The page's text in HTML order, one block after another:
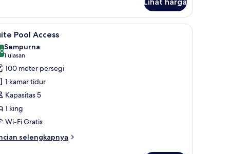
pribadi Suite Pool Access | Minibar, brankas, meja
9 Pool Access
dari 10
Sempurna
1 ulasan
(1
ulasan)
100 meter persegi
1 kamar tidur
Kapasitas 5
1 king
Wi-Fi Gratis
selengkapnya